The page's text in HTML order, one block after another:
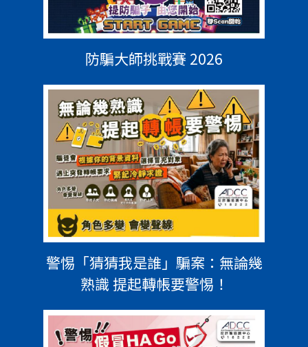
防騙大師挑戰賽 2026
警惕「猜猜我是誰」騙案：無論幾
熟識 提起轉帳要警惕！